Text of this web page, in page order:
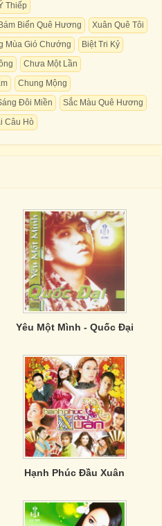
Thiếp
Bám Biển Quê Hương
Xuân Quê Tôi
Mùa Gió Chướng
Biệt Tri Kỷ
Chưa Một Lần
Chung Mộng
Đôi Miền
Sắc Màu Quê Hương
Câu Hò
Yêu Một Mình - Quốc Đại
Hạnh Phúc Đầu Xuân